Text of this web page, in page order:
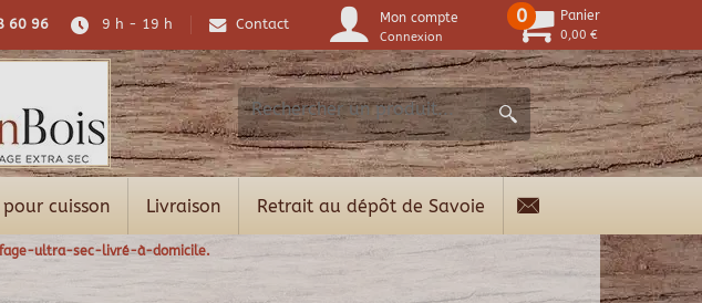
60 96 9 h - 19 h Contact Mon compte
Connexion
0 Panier
0,00 €
pour cuisson Livraison Retrait au dépôt de Savoie
ultra-sec-livré-à-domicile.